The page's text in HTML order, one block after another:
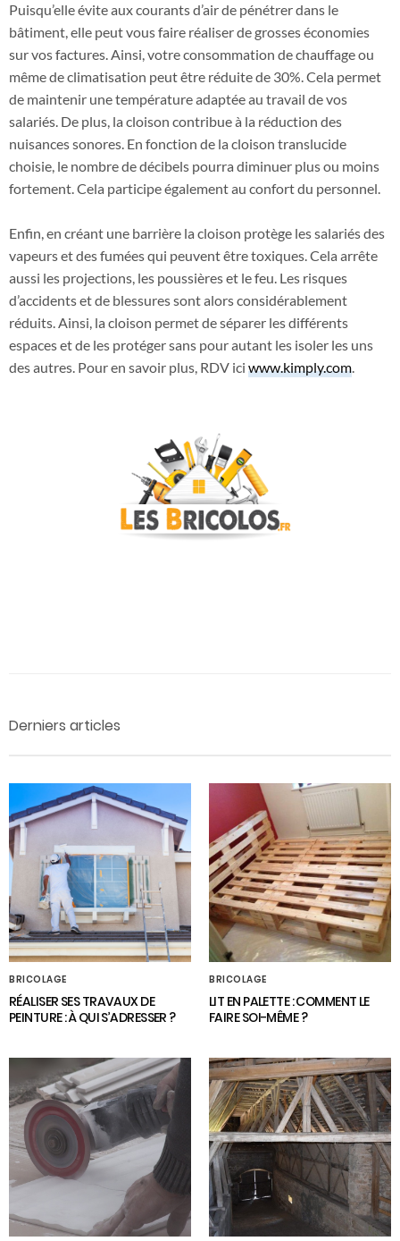
Puisqu’elle évite aux courants d’air de pénétrer dans le
bâtiment, elle peut vous faire réaliser de grosses économies
sur vos factures. Ainsi, votre consommation de chauffage ou
même de climatisation peut être réduite de 30%. Cela permet
de maintenir une température adaptée au travail de vos
salariés. De plus, la cloison contribue à la réduction des
nuisances sonores. En fonction de la cloison translucide
choisie, le nombre de décibels pourra diminuer plus ou moins
fortement. Cela participe également au confort du personnel.
Enfin, en créant une barrière la cloison protège les salariés des
vapeurs et des fumées qui peuvent être toxiques. Cela arrête
aussi les projections, les poussières et le feu. Les risques
d’accidents et de blessures sont alors considérablement
réduits. Ainsi, la cloison permet de séparer les différents
espaces et de les protéger sans pour autant les isoler les uns
des autres. Pour en savoir plus, RDV ici www.kimply.com.
Derniers articles
BRICOLAGE
RÉALISER SES TRAVAUX DE
PEINTURE : À QUI S’ADRESSER ?
BRICOLAGE
LIT EN PALETTE : COMMENT LE
FAIRE SOI-MÊME ?